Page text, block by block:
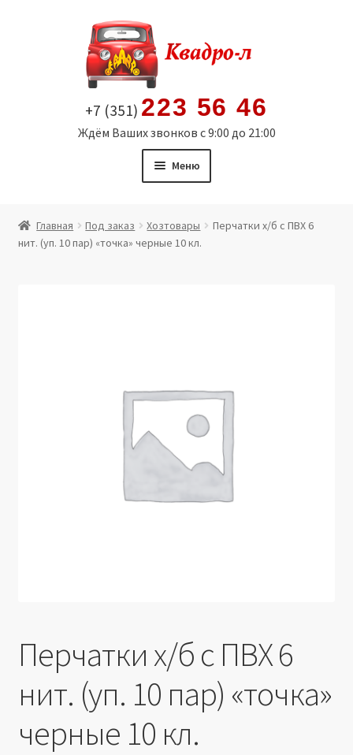
содержимому
+7 (351) 223 56 46
Ждём Ваших звонков с 9:00 до 21:00
Меню
Витрина
Юридические данные
Главная Под заказ Хозтовары
Перчатки х/б с ПВХ 6
нит. (уп. 10 пар) «точка» черные 10 кл.
Перчатки х/б с ПВХ 6
нит. (уп. 10 пар) «точка»
черные 10 кл.